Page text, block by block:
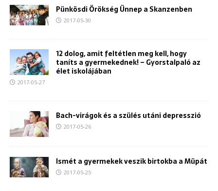
Pünkösdi Örökség Ünnep a Skanzenben
2017-05-30
12 dolog, amit feltétlen meg kell, hogy
taníts a gyermekednek! – Gyorstalpaló az
élet iskolájában
2017-05-27
Bach-virágok és a szülés utáni depresszió
2017-05-26
Ismét a gyermekek veszik birtokba a Müpát
2017-05-25